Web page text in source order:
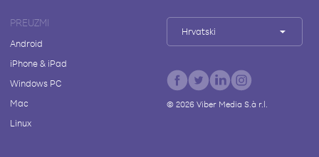
PREUZMI
Android
iPhone & iPad
Windows PC
Mac
Linux
Hrvatski
© 2026Viber Media S.à r.l.